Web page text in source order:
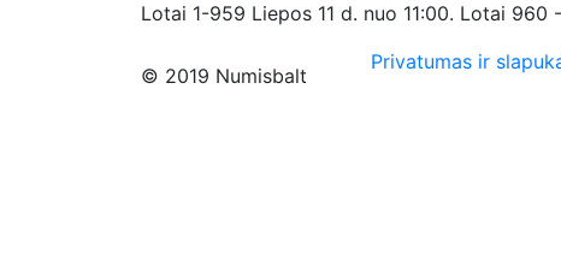
Lotai 1-959 Liepos 11 d. nuo 11:00. Lotai 960
© 2019 Numisbalt
Privatumas ir